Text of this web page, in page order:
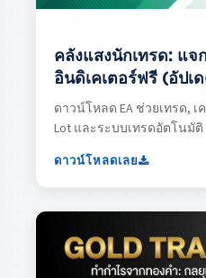
คลังแสงนักเทรด: แจ
อินดิเคเตอร์ฟรี (อัปเ
ดาวน์โหลด EA ช่วยเทรด,
Lot และระบบเทรดอัตโนมัติ
ดาวน์โหลดเลย